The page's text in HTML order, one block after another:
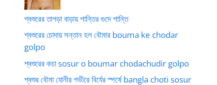
শ্বশুরের তাগড়া বাড়ায় শান্তির গুদে শান্তি
শ্বশুরের চোদায় সন্তান হল বৌমার bouma ke chodar
golpo
শ্বশুরের কচা sosur o boumar chodachudir golpo
শ্বশুর বৌমা যোনীর গভীরে বির্যের স্পর্ষে bangla choti sosur